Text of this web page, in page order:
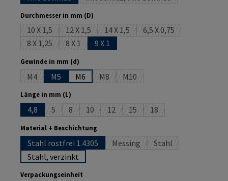
Durchmesser in mm (D)
10 X 1,5(Diese Option ist zurzeit nicht verfügbar.)
12 X 1,5(Diese Option ist zurzeit nicht verfügbar.)
14 X 1,5(Diese Option ist zurzeit nicht
6,5 X 0,75(Diese Option ist
8 X 1,25(Diese Option ist zurzeit nicht verfügbar.)
8 X 1(Diese Option ist zurzeit nicht verfügbar.)
9 X 1
Gewinde in mm (d)
M4(Diese Option ist zurzeit nicht verfügbar.)
M5 M6 M8(Diese Option ist zurzeit nicht
M10(Diese Option ist zurzeit nicht
Länge in mm (L)
4,8 5(Diese Option ist zurzeit nicht verfügbar.)
8(Diese Option ist zurzeit nicht verfügbar.)
10(Diese Option ist zurzeit nicht verfügbar.)
12(Diese Option ist zurzeit nicht
15(Diese Option ist zurzeit nicht
18(Diese Option ist
Material + Beschichtung
Stahl rostfrei 1.4305 Messing(Diese Option ist zurzeit nicht
Stahl(Diese Option ist
Stahl, verzinkt
Verpackungseinheit